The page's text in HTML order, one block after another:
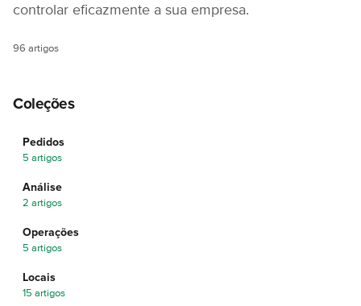
controlar eficazmente a sua empresa.
96 artigos
Coleções
Pedidos
5 artigos
Análise
2 artigos
Operações
5 artigos
Locais
15 artigos